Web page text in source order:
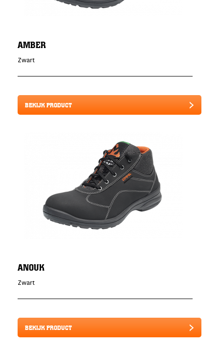
AMBER
Zwart
BEKIJK PRODUCT
ANOUK
Zwart
BEKIJK PRODUCT